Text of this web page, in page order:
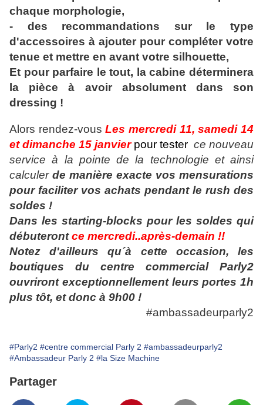
chaque morphologie,
- des recommandations sur le type
d'accessoires à ajouter pour compléter votre
tenue et mettre en avant votre silhouette,
Et pour parfaire le tout, la cabine déterminera
la pièce à avoir absolument dans son
dressing !
Alors rendez-vousLes mercredi 11, samedi 14
et dimanche 15 janvierpour tester ce nouveau
service à la pointe de la technologie et ainsi
calculer de manière exacte vos mensurations
pour faciliter vos achats pendant le rush des
soldes !
Dans les starting-blocks pour les soldes qui
débuterontce mercredi..après-demain !!
Notez d'ailleurs qu´à cette occasion, les
boutiques du centre commercial Parly2
ouvriront exceptionnellement leurs portes 1h
plus tôt, et donc à 9h00 !
#ambassadeurparly2
#Parly2 #centre commercial Parly 2 #ambassadeurparly2
#Ambassadeur Parly 2 #la Size Machine
Partager